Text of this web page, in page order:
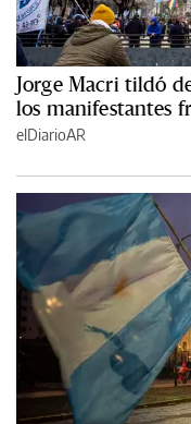
Jorge Macri tildó
los manifestantes
elDiarioAR